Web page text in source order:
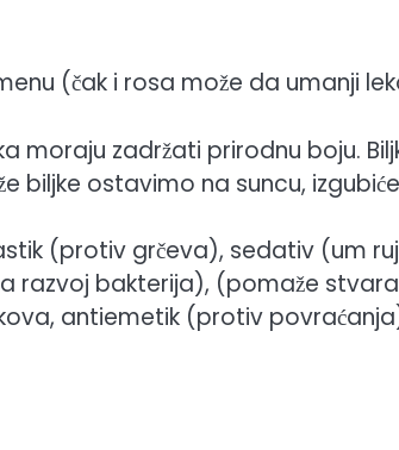
(čak i rosa može da umanji
moraju zadržati prirodnu boju.
biljke ostavimo na suncu,
(protiv grčeva), sedativ (um
razvoj bakterija), (pomaže
antiemetik (protiv